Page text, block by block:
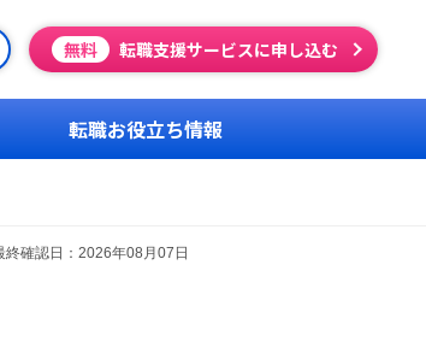
無料 転職支援サービスに申し込む
転職お役立ち情報
確認日：2026年08月07日